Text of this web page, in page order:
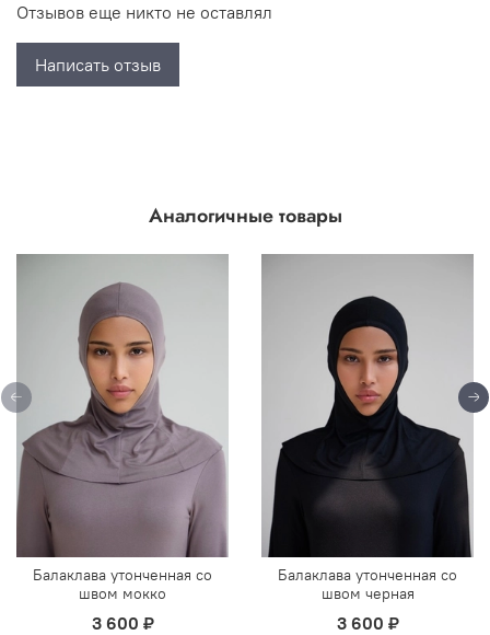
Отзывов еще никто не оставлял
Написать отзыв
Аналогичные товары
Балаклава утонченная со
швом мокко
3 600 ₽
Балаклава утонченная со
швом черная
3 600 ₽